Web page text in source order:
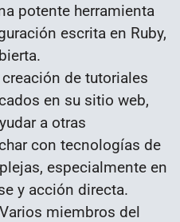
potente herramienta
escrita en Ruby,
creación de tutoriales
en su sitio web,
a otras
con tecnologías de
especialmente en
y acción directa.
miembros del